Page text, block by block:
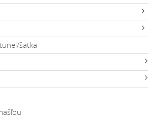
šatka